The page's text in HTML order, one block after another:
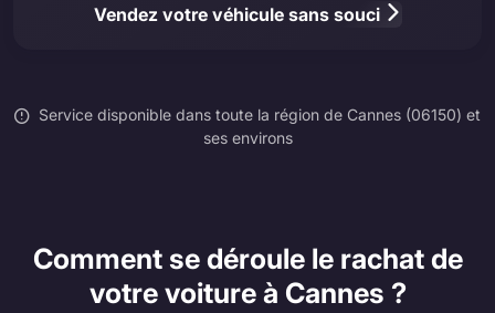
Vendez votre véhicule sans souci
Service disponible dans toute la région de Cannes (06150) et
ses environs
Comment se déroule le rachat de
votre voiture à Cannes ?